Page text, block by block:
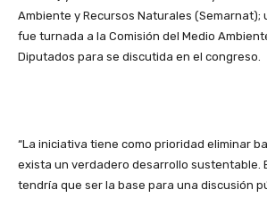
Ambiente y Recursos Naturales (Semarnat);
fue turnada a la Comisión del Medio
Diputados para se discutida en el congreso.
“La iniciativa tiene como prioridad eliminar
exista un verdadero desarrollo sustentable.
tendría que ser la base para una discusión